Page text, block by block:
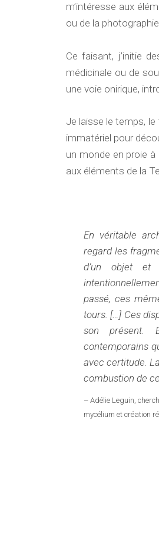
m’intéresse aux
ou de la
Ce faisant, j’initie
médicinale ou de
une voie onirique,
Je laisse le temps,
immatériel pour
un monde en proie à
aux éléments de la
En véritable
regard les
d’un objet et
passé, ces
tours. […] Ces
son présent.
contemporains
avec certitude.
combustion de
– Adélie Leguin,
mycélium et création